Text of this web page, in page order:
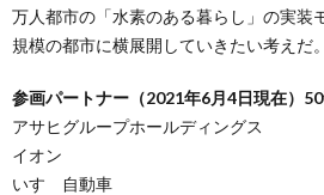
万人都市の「水素のある暮らし」の実装
規模の都市に横展開していきたい考えだ。
参画パートナー（2021年6月4日現在）
アサヒグループホールディングス
イオン
いすゞ自動車